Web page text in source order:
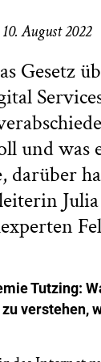
10. August 2022
Gesetz
und was
darüber
Tutzing:
verstehen,